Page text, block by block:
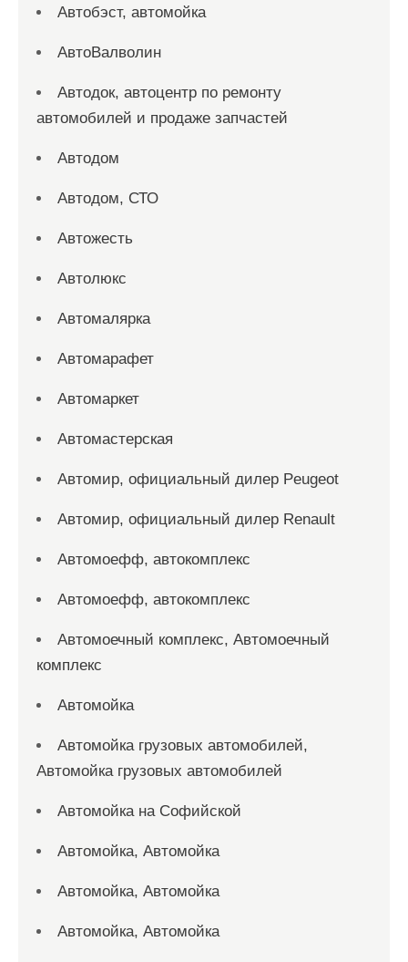
Автобэст, автомойка
АвтоВалволин
Автодок, автоцентр по ремонту
автомобилей и продаже запчастей
Автодом
Автодом, СТО
Автожесть
Автолюкс
Автомалярка
Автомарафет
Автомаркет
Автомастерская
Автомир, официальный дилер Peugeot
Автомир, официальный дилер Renault
Автомоефф, автокомплекс
Автомоефф, автокомплекс
Автомоечный комплекс, Автомоечный
комплекс
Автомойка
Автомойка грузовых автомобилей,
Автомойка грузовых автомобилей
Автомойка на Софийской
Автомойка, Автомойка
Автомойка, Автомойка
Автомойка, Автомойка